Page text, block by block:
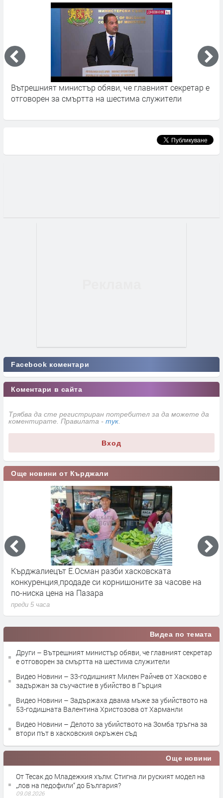
Вътрешният министър обяви, че главният секретар е
отговорен за смъртта на шестима служители
Facebook коментари
Коментари в сайта
Трябва да сте регистриран потребител за да можете да
коментирате. Правилата - тук
Вход
Още новини от Кърджали
Кърджалиецът Е.Осман разби хасковската
конкуренция,продаде си корнишоните за часове на
по-ниска цена на Пазара
преди 5 часа
Видеа по темата
Други – Вътрешният министър обяви, че главният секретар
е отговорен за смъртта на шестима служители
Видео Новини – 33-годишният Милен Райчев от Хасково е
задържан за съучастие в убийство в Гърция
Видео Новини – Задържаха двама мъже за убийството на
53-годишната Валентина Христозова от Харманли
Видео Новини – Делото за убийството на Зомба тръгна за
втори път в хасковския окръжен съд
Още новини
От Тесак до Младежкия хълм: Стигна ли руският модел на
„лов на педофили“ до България?
09.08.2026